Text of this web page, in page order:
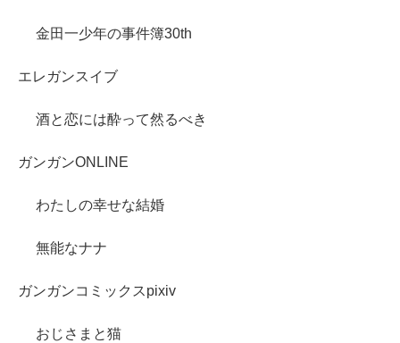
金田一少年の事件簿30th
エレガンスイブ
酒と恋には酔って然るべき
ガンガンONLINE
わたしの幸せな結婚
無能なナナ
ガンガンコミックスpixiv
おじさまと猫